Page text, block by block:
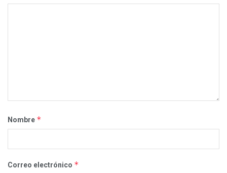
Nombre *
Correo electrónico *